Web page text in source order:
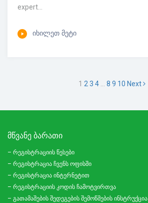
expert...
ᲘᲮᲘᲚᲔᲗ ᲛᲔᲢᲘ
1 23 4 … 8 9 10 Next
ᲛᲬᲕᲐᲜᲔ ᲑᲐᲠᲐᲗᲘ
– რეგისტრაციის წესები
– რეგისტრაცია ჩვენს ოფისში
– რეგისტრაცია ინტერნეტით
– რეგისტრაციის კოდის ჩამოტვირთვა
– გათამაშების შედეგების შემოწმების ინსტრუქცია